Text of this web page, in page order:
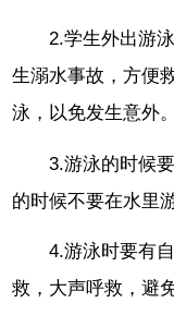
2.学生外出游
生溺水事故，方便
泳，以免发生意外。
3.游泳的时候
的时候不要在水里
4.游泳时要有
救，大声呼救，避